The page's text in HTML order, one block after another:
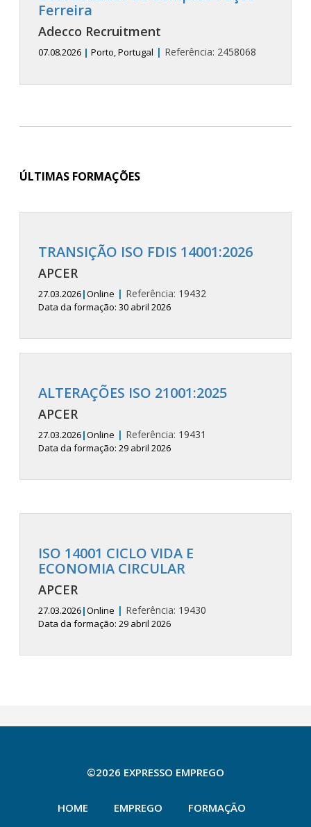
Ferreira
Adecco Recruitment
07.08.2026 | Porto, Portugal | Referência: 2458068
ÚLTIMAS FORMAÇÕES
TRANSIÇÃO ISO FDIS 14001:2026
APCER
27.03.2026|Online | Referência: 19432
Data da formação: 30 abril 2026
ALTERAÇÕES ISO 21001:2025
APCER
27.03.2026|Online | Referência: 19431
Data da formação: 29 abril 2026
ISO 14001 CICLO VIDA E
ECONOMIA CIRCULAR
APCER
27.03.2026|Online | Referência: 19430
Data da formação: 29 abril 2026
©2026 EXPRESSO EMPREGO
HOME EMPREGO FORMAÇÃO